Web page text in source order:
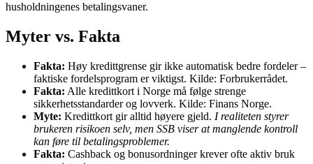
husholdningenes betalingsvaner.
Myter vs. Fakta
Fakta: Høy kredittgrense gir ikke automatisk bedre fordeler –
faktiske fordelsprogram er viktigst. Kilde: Forbrukerrådet.
Fakta: Alle kredittkort i Norge må følge strenge
sikkerhetsstandarder og lovverk. Kilde: Finans Norge.
Myte: Kredittkort gir alltid høyere gjeld. I realiteten styrer
brukeren risikoen selv, men SSB viser at manglende kontroll
kan føre til betalingsproblemer.
Fakta: Cashback og bonusordninger krever ofte aktiv bruk